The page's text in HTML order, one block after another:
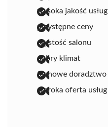
wysoka jakość usług
przystępne ceny
czystość salonu
dobry klimat
fachowe doradztwo
szeroka oferta usług